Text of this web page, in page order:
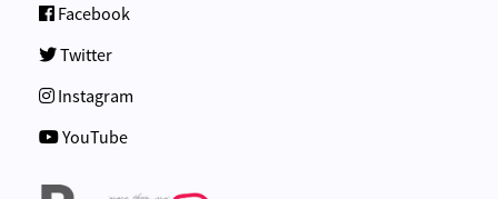
Facebook
Twitter
Instagram
YouTube